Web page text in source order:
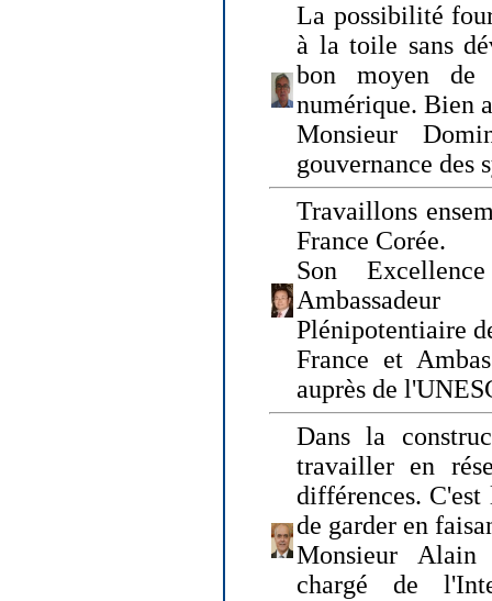
La possibilité
à la toile sans
bon moyen de
numérique. Bien
Monsieur
gouvernance des
Travaillons
France Corée.
Son
Plénipotentiaire
France et
auprès de
Dans la
travailler en
différences.
de garder en
Monsieur Alain
chargé de